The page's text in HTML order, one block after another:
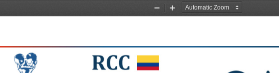
Zoom
Zoom